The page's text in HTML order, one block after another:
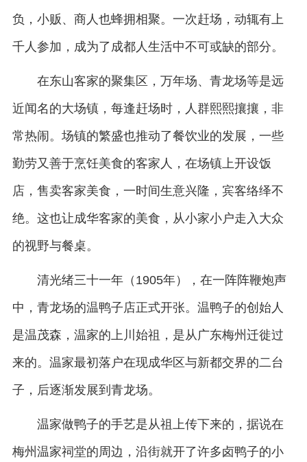
负，小贩、商人也蜂拥相聚。一次赶场，动辄有上
千人参加，成为了成都人生活中不可或缺的部分。
在东山客家的聚集区，万年场、青龙场等是远
近闻名的大场镇，每逢赶场时，人群熙熙攘攘，非
常热闹。场镇的繁盛也推动了餐饮业的发展，一些
勤劳又善于烹饪美食的客家人，在场镇上开设饭
店，售卖客家美食，一时间生意兴隆，宾客络绎不
绝。这也让成华客家的美食，从小家小户走入大众
的视野与餐桌。
清光绪三十一年（1905年），在一阵阵鞭炮声
中，青龙场的温鸭子店正式开张。温鸭子的创始人
是温茂森，温家的上川始祖，是从广东梅州迁徙过
来的。温家最初落户在现成华区与新都交界的二台
子，后逐渐发展到青龙场。
温家做鸭子的手艺是从祖上传下来的，据说在
梅州温家祠堂的周边，沿街就开了许多卤鸭子的小